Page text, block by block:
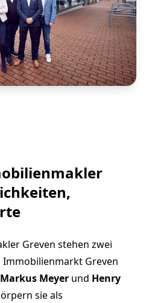
Greven stehen zwei
Greven
Markus Meyer und Henry
sie als